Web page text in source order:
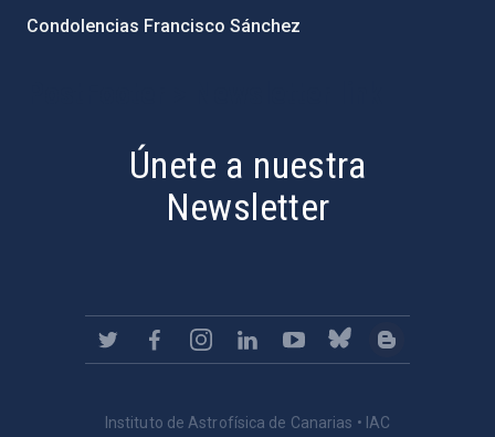
Condolencias Francisco Sánchez
Únete a nuestra
Newsletter
Instituto de Astrofísica de Canarias • IAC